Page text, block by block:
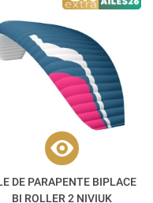
DE PARAPENTE BIPLACE
BI ROLLER 2 NIVIUK